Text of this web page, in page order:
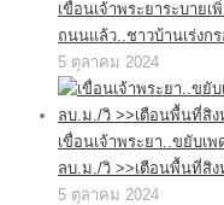
เขื่อนเจ้าพระยาระบาย
ถนนแล้ว..ชาวบ้านเร่งก
5 ตุลาคม 2024
เขื่อนเจ้าพระยา..ขยับเ
ลบ.ม./วิ >>เตือนพื้นที่สิง
5 ตุลาคม 2024